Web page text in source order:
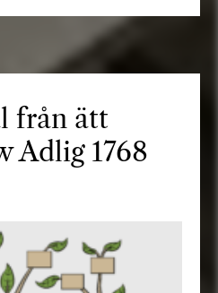
från ätt
Adlig 1768